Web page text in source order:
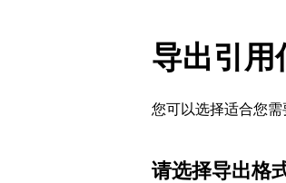
导出引用
您可以选择适合您
请选择导出格